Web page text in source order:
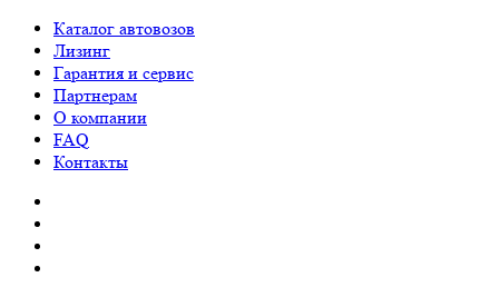
Каталог автовозов
Лизинг
Гарантия и сервис
Партнерам
О компании
FAQ
Контакты